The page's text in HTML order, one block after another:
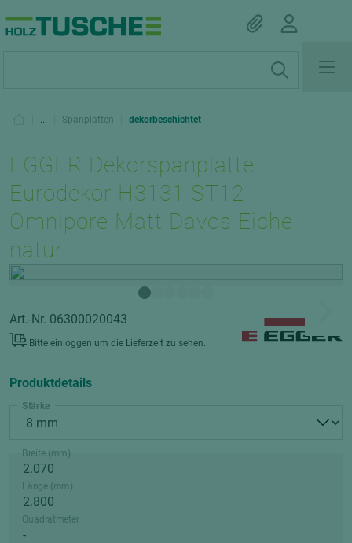
... Spanplatten dekorbeschichtet
EGGER Dekorspanplatte
Eurodekor H3131 ST12
Omnipore Matt Davos Eiche
natur
Art.-Nr. 06300020043
Bitte einloggen um die Lieferzeit zu sehen.
Produktdetails
Stärke
Breite (mm)
Länge (mm)
Quadratmeter